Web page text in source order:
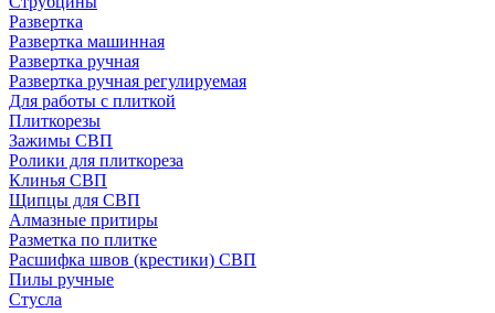
Развертка
Развертка машинная
Развертка ручная
Развертка ручная регулируемая
Для работы с плиткой
Плиткорезы
Зажимы СВП
Ролики для плиткореза
Клинья СВП
Щипцы для СВП
Алмазные притиры
Разметка по плитке
Расшифка швов (крестики) СВП
Пилы ручные
Стусла